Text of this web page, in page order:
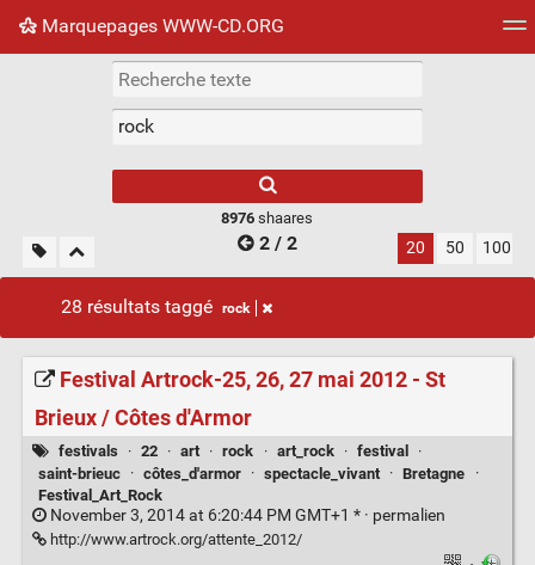
Marquepages WWW-CD.ORG
Nuage de tags Mur d'images
8976 shaares
2 / 2 20 50 100
28 résultats taggé rock
Festival Artrock-25, 26, 27 mai 2012 - St
Brieux / Côtes d'Armor
festivals · 22 · art · rock · art_rock · festival
·
saint-brieuc
· côtes_d'armor · spectacle_vivant · Bretagne
·
Festival_Art_Rock
November 3, 2014 at 6:20:44 PM GMT+1 * · permalien
http://www.artrock.org/attente_2012/